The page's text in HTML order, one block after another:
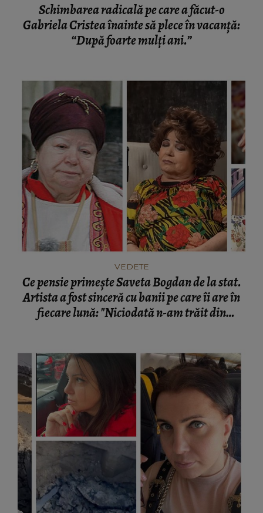
Schimbarea radicală pe care a făcut-o
Gabriela Cristea înainte să plece în vacanță:
“După foarte mulți ani.”
VEDETE
Ce pensie primește Saveta Bogdan de la stat.
Artista a fost sinceră cu banii pe care îi are în
fiecare lună: "Niciodată n-am trăit din